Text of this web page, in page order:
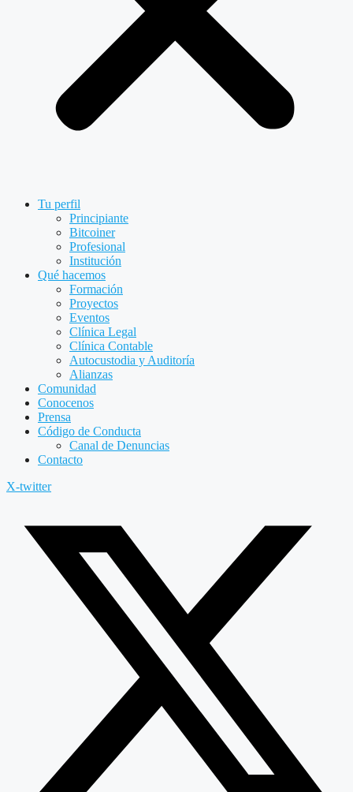
Tu perfil
Principiante
Bitcoiner
Profesional
Institución
Qué hacemos
Formación
Proyectos
Eventos
Clínica Legal
Clínica Contable
Autocustodia y Auditoría
Alianzas
Comunidad
Conocenos
Prensa
Código de Conducta
Canal de Denuncias
Contacto
X-twitter